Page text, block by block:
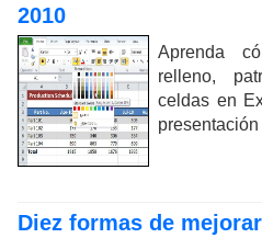
2010
Aprenda
relleno,
celdas en
Diez formas de